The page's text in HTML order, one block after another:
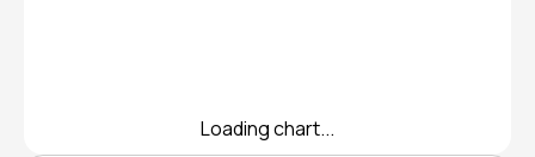
Loading chart...